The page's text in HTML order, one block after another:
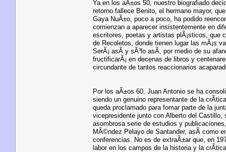
Ya en los aÃ±os 50, nuestro biografiado
retorno fallece Benito, el hermano mayor,
Gaya NuÃ±o, poco a poco, ha podido
comienzan a aparecer insistentemente en
escritores, poetas y artistas plÃ¡sticos,
de Recoletos, donde tienen lugar las mÃ¡s
SerÃ¡ asÃ­ y sÃ³lo asÃ­, por medio de su
fructificarÃ¡ en decenas de libros y
circundante de tantos reaccionarios
Por los aÃ±os 60, Juan Antonio se ha
siendo un genuino representante de la
queda proclamado para fomar parte de la
vicepresidente junto con Alberto del
asombrosa serie de estudios y
MÃ©ndez Pelayo de Santander, asÃ­ como
conferencias. No es de extraÃ±ar que, en
labor en los campos de la historia y la